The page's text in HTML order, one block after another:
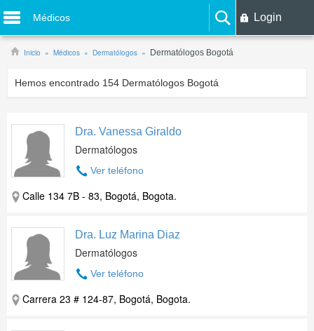
Médicos Login
Inicio Médicos Dermatólogos Dermatólogos Bogotá
Hemos encontrado 154 Dermatólogos Bogotá
Dra. Vanessa Giraldo
Dermatólogos
Ver teléfono
Calle 134 7B - 83, Bogotá, Bogota.
Dra. Luz Marina Diaz
Dermatólogos
Ver teléfono
Carrera 23 # 124-87, Bogotá, Bogota.